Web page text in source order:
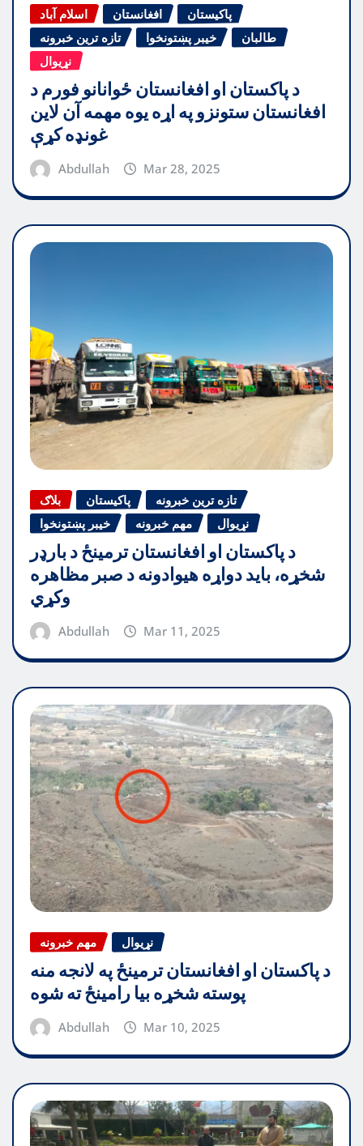
اسلام آباد افغانستان
پاکیستان
تازه ترین خبرونه
خیبر پښتونخوا
طالبان
نړیوال
د پاکستان او افغانستان ځوانانو فورم د
افغانستان ستونزو په اړه یوه مهمه آن لاین
غونډه کړې
Abdullah Mar 28, 2025
بلاګ پاکیستان
تازه ترین خبرونه
خیبر پښتونخوا
مهم خبرونه نړیوال
د پاکستان او افغانستان ترمینځ د بارډر
شخړه، باید دواړه هیوادونه د صبر مظاهره
وکړي
Abdullah Mar 11, 2025
مهم خبرونه نړیوال
د پاکستان او افغانستان ترمینځ په لانجه منه
پوسته شخړه بیا رامینځ ته شوه
Abdullah Mar 10, 2025